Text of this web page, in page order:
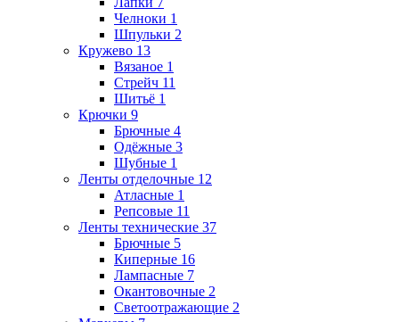
Челноки 1
Шпульки 2
Кружево 13
Вязаное 1
Стрейч 11
Шитьё 1
Крючки 9
Брючные 4
Одёжные 3
Шубные 1
Ленты отделочные 12
Атласные 1
Репсовые 11
Ленты технические 37
Брючные 5
Киперные 16
Лампасные 7
Окантовочные 2
Светоотражающие 2